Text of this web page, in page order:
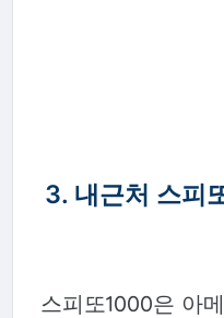
3. 내근처 스피
스피또1000은 아